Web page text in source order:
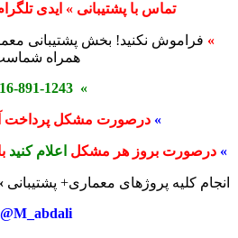
تماس با پشتیبانی » ایدی
» فراموش نکنید! بخش پشتیبانی
همراه
» 0916-891-1243
» درصورت مشکل پرداخت
» درصورت بروز هر مشکل اعلام کنید
انجام کلیه پروژهای معماری+ پشتیبانی
M_abdali@